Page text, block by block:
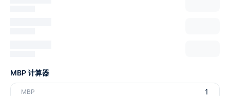
MBP 计算器
MBP